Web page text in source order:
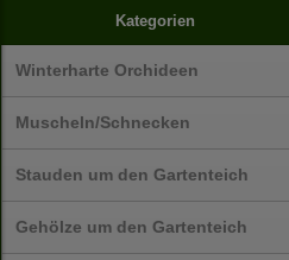
Kategorien
Winterharte Orchideen
Muscheln/Schnecken
Stauden um den Gartenteich
Gehölze um den Gartenteich